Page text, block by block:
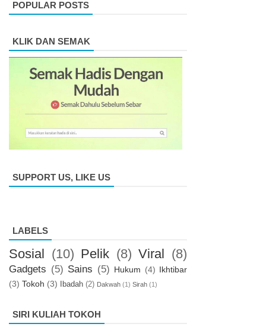
POPULAR POSTS
KLIK DAN SEMAK
SUPPORT US, LIKE US
LABELS
Sosial (10) Pelik (8) Viral (8)
Gadgets (5) Sains (5) Hukum (4) Ikhtibar
(3) Tokoh (3) Ibadah (2) Dakwah (1) Sirah (1)
SIRI KULIAH TOKOH